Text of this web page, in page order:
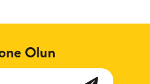
Olun